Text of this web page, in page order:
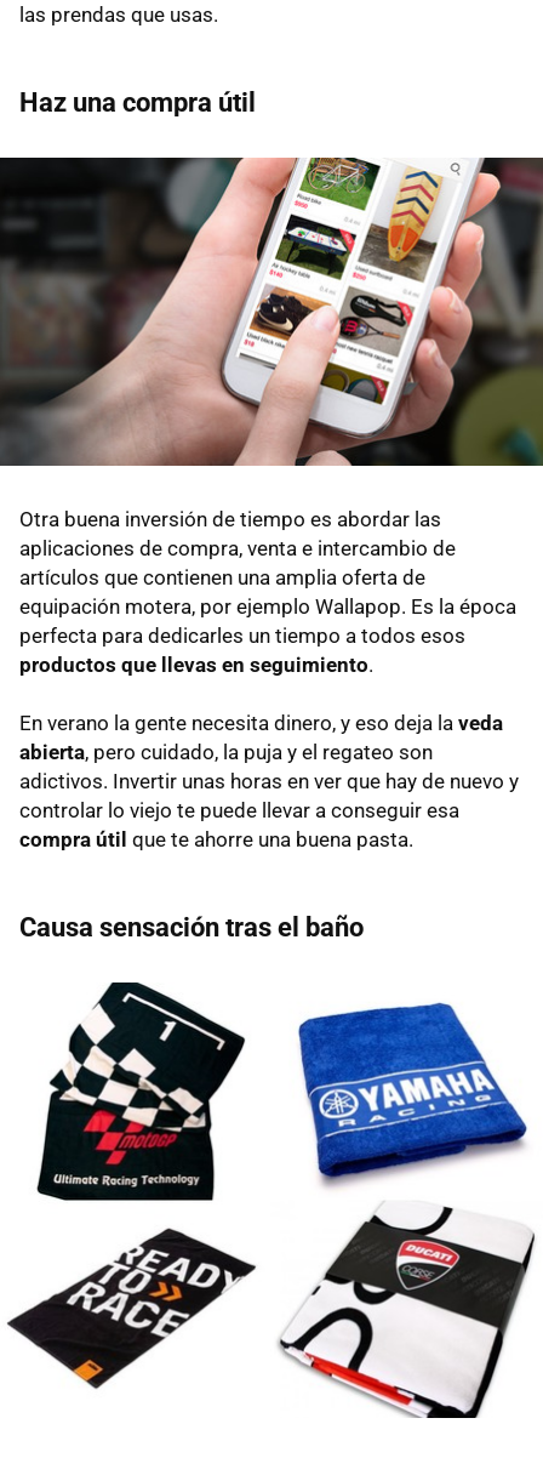
las prendas que usas.
Haz una compra útil
Otra buena inversión de tiempo es abordar las
aplicaciones de compra, venta e intercambio de
artículos que contienen una amplia oferta de
equipación motera, por ejemplo Wallapop. Es la época
perfecta para dedicarles un tiempo a todos esos
productos que llevas en seguimiento.
En verano la gente necesita dinero, y eso deja la veda
abierta, pero cuidado, la puja y el regateo son
adictivos. Invertir unas horas en ver que hay de nuevo y
controlar lo viejo te puede llevar a conseguir esa
compra útil que te ahorre una buena pasta.
Causa sensación tras el baño